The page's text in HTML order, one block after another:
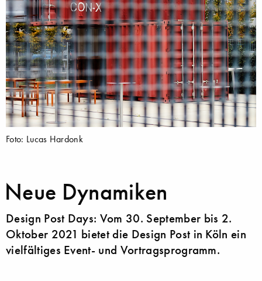
Foto: Lucas Hardonk
Neue Dynamiken
Design Post Days: Vom 30. September bis 2.
Oktober 2021 bietet die Design Post in Köln ein
vielfältiges Event- und Vortragsprogramm.